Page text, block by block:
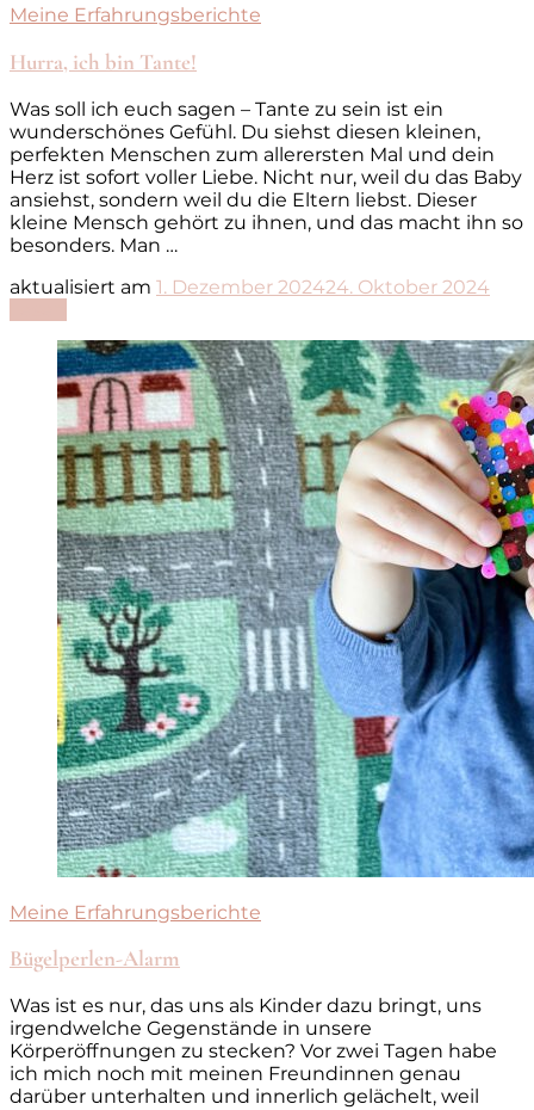
Meine Erfahrungsberichte
Hurra, ich bin Tante!
Was soll ich euch sagen – Tante zu sein ist ein
wunderschönes Gefühl. Du siehst diesen kleinen,
perfekten Menschen zum allerersten Mal und dein
Herz ist sofort voller Liebe. Nicht nur, weil du das Baby
ansiehst, sondern weil du die Eltern liebst. Dieser
kleine Mensch gehört zu ihnen, und das macht ihn so
besonders. Man …
aktualisiert am 1. Dezember 202424. Oktober 2024
Meine Erfahrungsberichte
Bügelperlen-Alarm
Was ist es nur, das uns als Kinder dazu bringt, uns
irgendwelche Gegenstände in unsere
Körperöffnungen zu stecken? Vor zwei Tagen habe
ich mich noch mit meinen Freundinnen genau
darüber unterhalten und innerlich gelächelt, weil